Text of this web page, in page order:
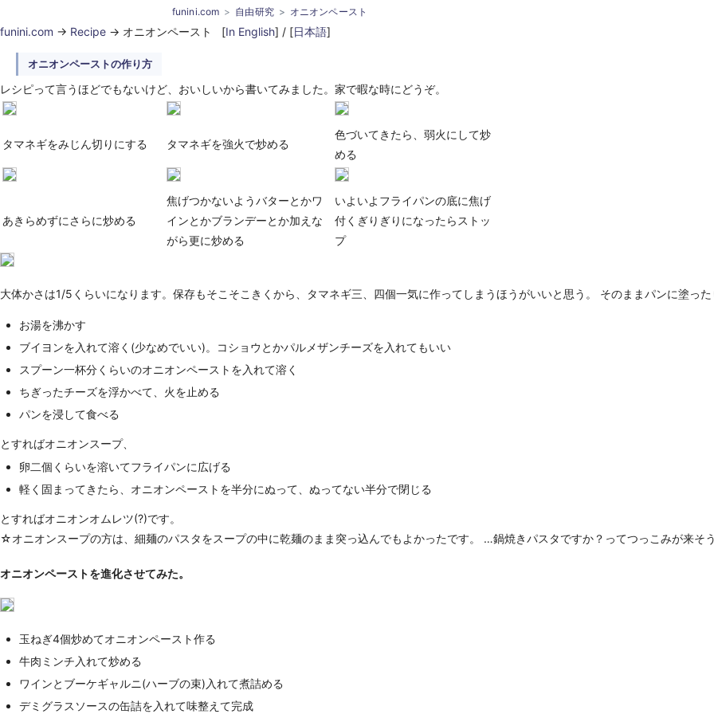
funini.com 自由研究 オニオンペースト
funini.com -> Recipe -> オニオンペースト [In English] / [日本語]
オニオンペーストの作り方
レシピって言うほどでもないけど、おいしいから書いてみました。家で暇な時にどうぞ。
タマネギをみじん切りにする タマネギを強火で炒める
色づいてきたら、弱火にして炒
める
あきらめずにさらに炒める
焦げつかないようバターとかワ
インとかブランデーとか加えな
がら更に炒める
いよいよフライパンの底に焦げ
付くぎりぎりになったらストッ
プ
大体かさは1/5くらいになります。保存もそこそこきくから、タマネギ三、四個一気に作ってしまうほうがいいと思う。 そのままパンに塗った
お湯を沸かす
ブイヨンを入れて溶く(少なめでいい)。コショウとかパルメザンチーズを入れてもいい
スプーン一杯分くらいのオニオンペーストを入れて溶く
ちぎったチーズを浮かべて、火を止める
パンを浸して食べる
とすればオニオンスープ、
卵二個くらいを溶いてフライパンに広げる
軽く固まってきたら、オニオンペーストを半分にぬって、ぬってない半分で閉じる
とすればオニオンオムレツ(?)です。
☆オニオンスープの方は、細麺のパスタをスープの中に乾麺のまま突っ込んでもよかったです。 …鍋焼きパスタですか？ってつっこみが来そう
オニオンペーストを進化させてみた。
玉ねぎ4個炒めてオニオンペースト作る
牛肉ミンチ入れて炒める
ワインとブーケギャルニ(ハーブの束)入れて煮詰める
デミグラスソースの缶詰を入れて味整えて完成